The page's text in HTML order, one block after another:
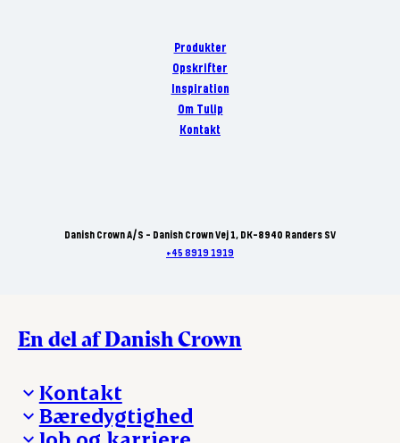
Produkter
Opskrifter
Inspiration
Om Tulip
Kontakt
Danish Crown A/S - Danish Crown Vej 1, DK-8940 Randers SV
+45 8919 1919
En del af Danish Crown
Kontakt
Besøg Danish Crown
Bæredygtighed
Job og karriere